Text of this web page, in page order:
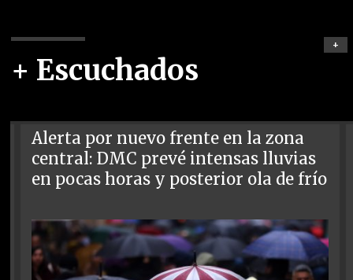
+ Escuchados
+
Alerta por nuevo frente en la zona
central: DMC prevé intensas lluvias
en pocas horas y posterior ola de frío